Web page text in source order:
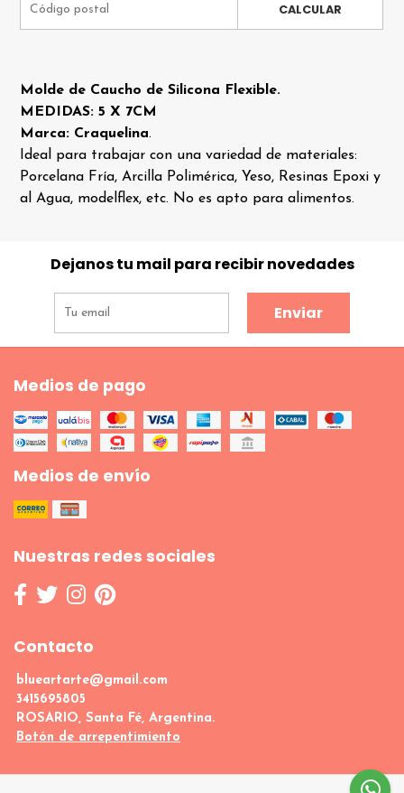
CALCULAR
Molde de Caucho de Silicona Flexible.
MEDIDAS: 5 X 7CM
Marca: Craquelina.
Ideal para trabajar con una variedad de materiales:
Porcelana Fría, Arcilla Polimérica, Yeso, Resinas Epoxi y
al Agua, modelflex, etc. No es apto para alimentos.
Dejanos tu mail para recibir novedades
Enviar
Medios de pago
Medios de envío
Nuestras redes sociales
Contacto
blueartarte@gmail.com
3415695805
ROSARIO, Santa Fé, Argentina.
Botón de arrepentimiento